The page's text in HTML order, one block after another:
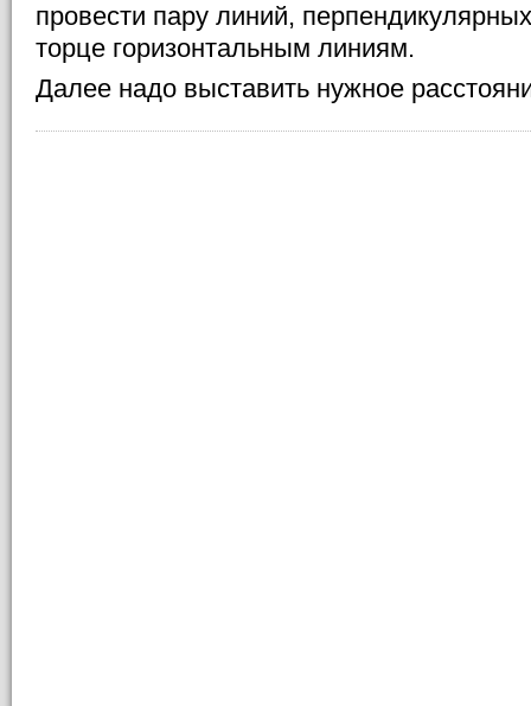
провести пару линий,
торце горизонтальным линиям.
Далее надо выставить нужное